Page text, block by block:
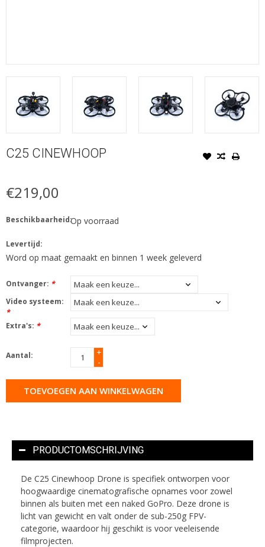
C25 CINEWHOOP
€219,00
Beschikbaarheid:Op voorraad
Levertijd:
Word op maat gemaakt en binnen 1 week geleverd
Ontvanger: *
Video systeem:
*
Extra's: *
Aantal:
+
-
TOEVOEGEN AAN WINKELWAGEN
PRODUCTOMSCHRIJVING
De C25 Cinewhoop Drone is specifiek ontworpen voor
hoogwaardige cinematografische opnames voor zowel
binnen als buiten met een naked GoPro. Deze drone is
licht van gewicht en valt onder de sub-250g FPV-
categorie, waardoor hij geschikt is voor veeleisende
filmprojecten.